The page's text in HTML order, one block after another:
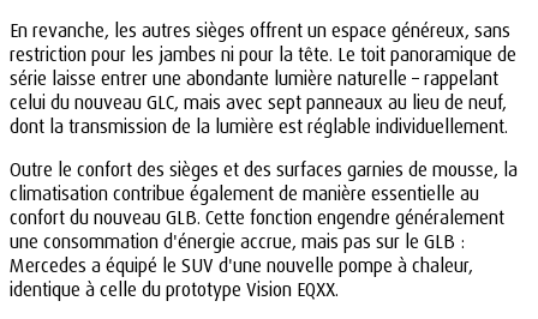
En revanche, les autres sièges offrent un espace généreux, sans
restriction pour les jambes ni pour la tête. Le toit panoramique de
série laisse entrer une abondante lumière naturelle – rappelant
celui du nouveau GLC, mais avec sept panneaux au lieu de neuf,
dont la transmission de la lumière est réglable individuellement.
Outre le confort des sièges et des surfaces garnies de mousse, la
climatisation contribue également de manière essentielle au
confort du nouveau GLB. Cette fonction engendre généralement
une consommation d'énergie accrue, mais pas sur le GLB :
Mercedes a équipé le SUV d'une nouvelle pompe à chaleur,
identique à celle du prototype Vision EQXX.